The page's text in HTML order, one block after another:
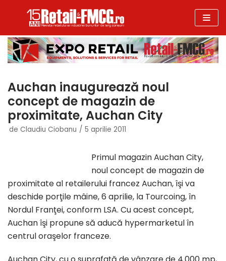
la
conținut
Auchan inaugurează noul
concept de magazin de
proximitate, Auchan City
de Claudiu Ciobanu 5 aprilie 2011
Primul magazin Auchan City,
noul concept de magazin de
proximitate al retailerului francez Auchan, îşi va
deschide porţile mâine, 6 aprilie, la Tourcoing, în
Nordul Franţei, conform LSA. Cu acest concept,
Auchan îşi propune să aducă hypermarketul în
centrul oraşelor franceze.